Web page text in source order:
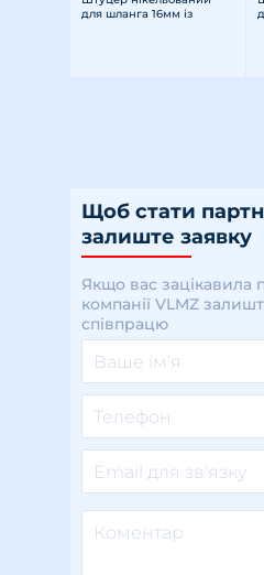
для шланга 16мм із
Щоб стати
залиште заявку
Якщо вас зацікавила
компанії VLMZ
співпрацю